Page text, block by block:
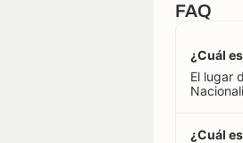
FAQ
¿Cuál
El lugar
¿Cuál